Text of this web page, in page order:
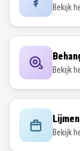
Bekijk
Bekijk
Bekijk